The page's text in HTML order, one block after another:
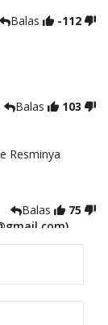
Balas
-112
Balas
103
Resminya
Balas
75
kami